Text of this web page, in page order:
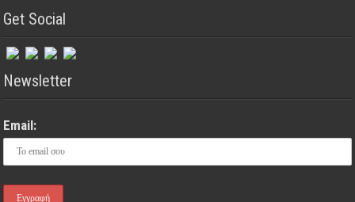
Get Social
Newsletter
Email: